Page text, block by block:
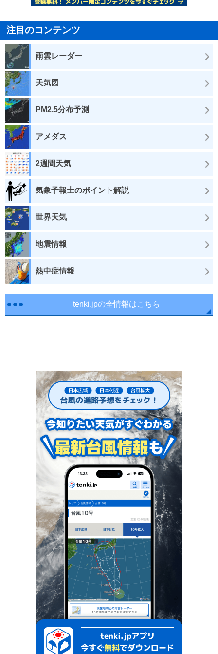
注目のコンテンツ
雨雲レーダー
天気図
PM2.5分布予測
アメダス
2週間天気
気象予報士のポイント解説
世界天気
地震情報
熱中症情報
tenki.jpの全情報はこちら